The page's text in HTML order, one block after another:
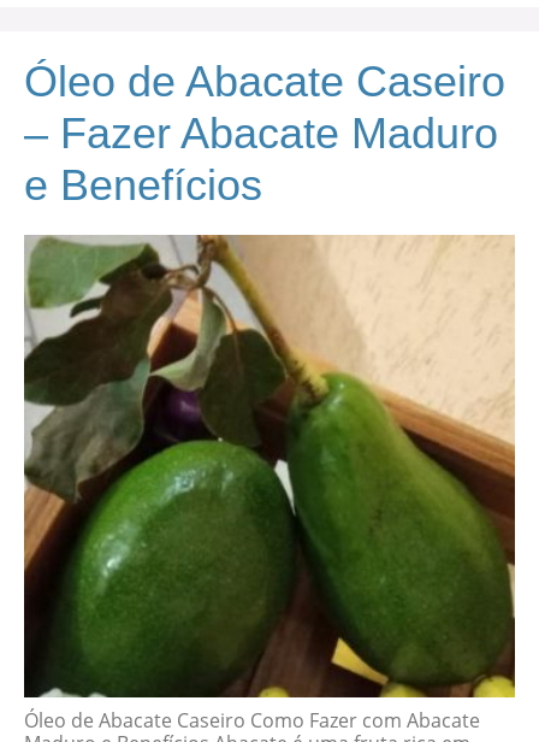
Óleo de Abacate Caseiro
– Fazer Abacate Maduro
e Benefícios
Óleo de Abacate Caseiro Como Fazer com Abacate